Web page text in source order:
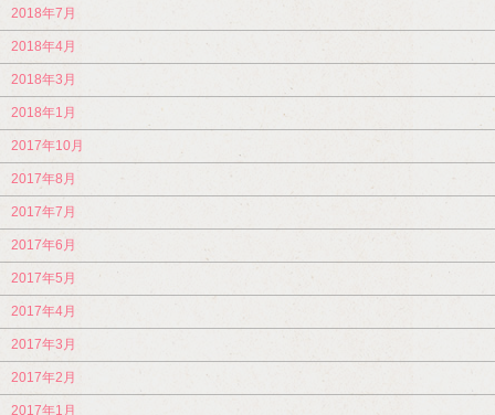
2018年7月
2018年4月
2018年3月
2018年1月
2017年10月
2017年8月
2017年7月
2017年6月
2017年5月
2017年4月
2017年3月
2017年2月
2017年1月